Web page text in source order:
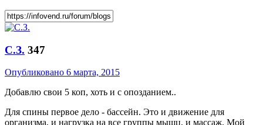
С.З. 347
Опубликовано 6 марта, 2015
Добавлю свои 5 коп, хоть и с опозданием..
Для спины первое дело - бассейн. Это и движение для
организма, и нагрузка на все группы мышц, и массаж. Мой